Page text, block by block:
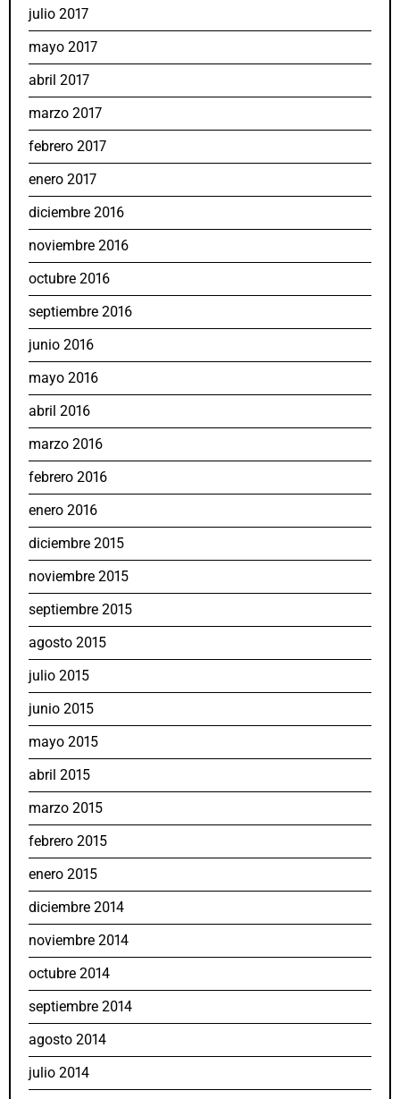
julio 2017
mayo 2017
abril 2017
marzo 2017
febrero 2017
enero 2017
diciembre 2016
noviembre 2016
octubre 2016
septiembre 2016
junio 2016
mayo 2016
abril 2016
marzo 2016
febrero 2016
enero 2016
diciembre 2015
noviembre 2015
septiembre 2015
agosto 2015
julio 2015
junio 2015
mayo 2015
abril 2015
marzo 2015
febrero 2015
enero 2015
diciembre 2014
noviembre 2014
octubre 2014
septiembre 2014
agosto 2014
julio 2014